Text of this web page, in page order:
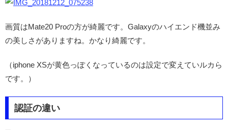
画質はMate20 Proの方が綺麗です。Galaxyのハイエンド機並み
の美しさがありますね。かなり綺麗です。
（iphone XSが黄色っぽくなっているのは設定で変えていルカら
です。）
認証の違い